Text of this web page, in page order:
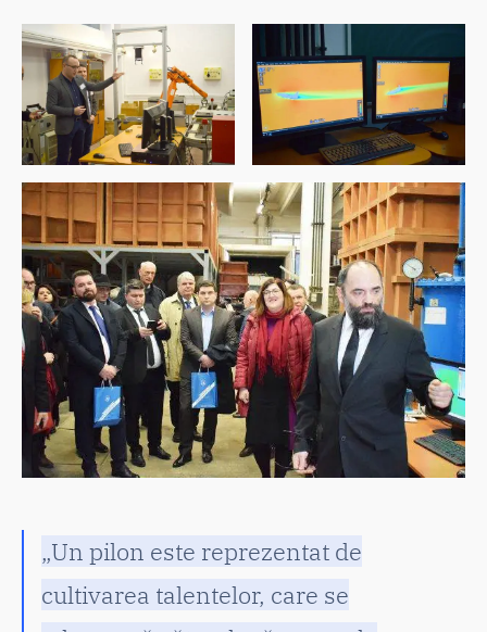
„Un pilon este reprezentat de
cultivarea talentelor, care se